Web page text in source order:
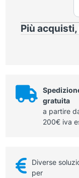
Più
gratuita
a partire
200€ iva
Diverse
per